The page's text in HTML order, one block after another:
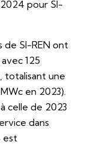
pour SI-
de SI-REN ont
125
totalisant une
en 2023).
celle de 2023
dans
est